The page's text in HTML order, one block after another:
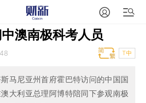
澳南极科考人员
T中
马尼亚州首府霍巴特访问的中国国
大利亚总理阿博特陪同下参观南极